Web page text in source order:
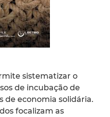
sistematizar o
de incubação de
de economia solidária.
focalizam as